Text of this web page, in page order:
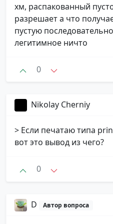
хм, распакованный
разрешает а что
пустую
легитимное ничто
0
Nikolay Cherniy
> Если печатаю типа
вот это вывод из чего?
0
D Автор вопроса